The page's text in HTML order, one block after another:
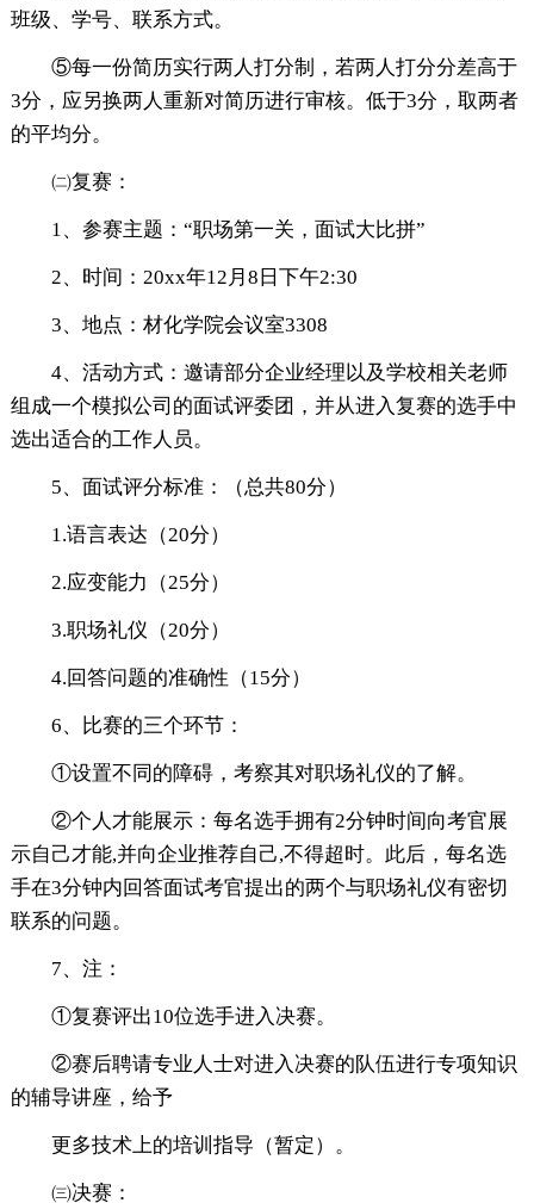
班级、学号、联系方式。
⑤每一份简历实行两人打分制，若两人打分分差高于
3分，应另换两人重新对简历进行审核。低于3分，取两者
的平均分。
㈡复赛：
1、参赛主题：“职场第一关，面试大比拼”
2、时间：20xx年12月8日下午2:30
3、地点：材化学院会议室3308
4、活动方式：邀请部分企业经理以及学校相关老师
组成一个模拟公司的面试评委团，并从进入复赛的选手中
选出适合的工作人员。
5、面试评分标准：（总共80分）
1.语言表达（20分）
2.应变能力（25分）
3.职场礼仪（20分）
4.回答问题的准确性（15分）
6、比赛的三个环节：
①设置不同的障碍，考察其对职场礼仪的了解。
②个人才能展示：每名选手拥有2分钟时间向考官展
示自己才能,并向企业推荐自己,不得超时。此后，每名选
手在3分钟内回答面试考官提出的两个与职场礼仪有密切
联系的问题。
7、注：
①复赛评出10位选手进入决赛。
②赛后聘请专业人士对进入决赛的队伍进行专项知识
的辅导讲座，给予
更多技术上的培训指导（暂定）。
㈢决赛：